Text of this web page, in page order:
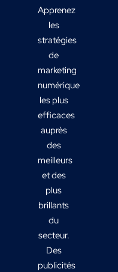
Apprenez
les
stratégies
de
marketing
numérique
les plus
efficaces
auprès
des
meilleurs
et des
plus
brillants
du
secteur.
Des
publicités